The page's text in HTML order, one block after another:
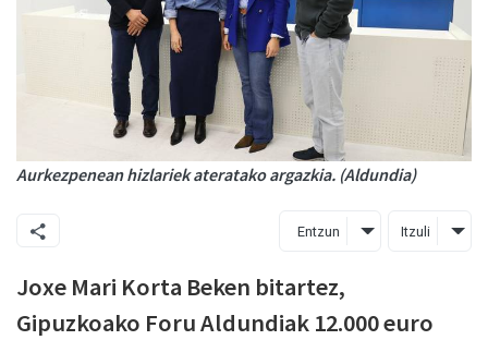
Aurkezpenean hizlariek ateratako argazkia. (Aldundia)
Entzun Itzuli
Joxe Mari Korta Beken bitartez,
Gipuzkoako Foru Aldundiak 12.000 euro